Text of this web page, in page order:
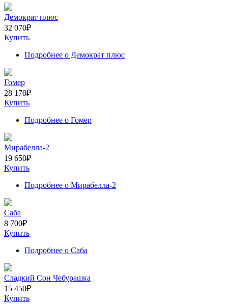
Демократ плюс
32 070₽
Купить
Подробнее о Демократ плюс
Гомер
28 170₽
Купить
Подробнее о Гомер
Мирабелла-2
19 650₽
Купить
Подробнее о Мирабелла-2
Саба
8 700₽
Купить
Подробнее о Саба
Сладкий Сон Чебурашка
15 450₽
Купить